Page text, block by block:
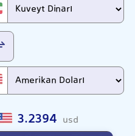
3.2394 usd